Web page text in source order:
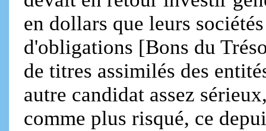
en dollars que leurs
d'obligations [Bons du
de titres assimilés des
autre candidat assez
comme plus risqué, ce